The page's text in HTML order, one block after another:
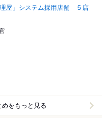
理屋」システム採用店舗 ５店
をもっと見る